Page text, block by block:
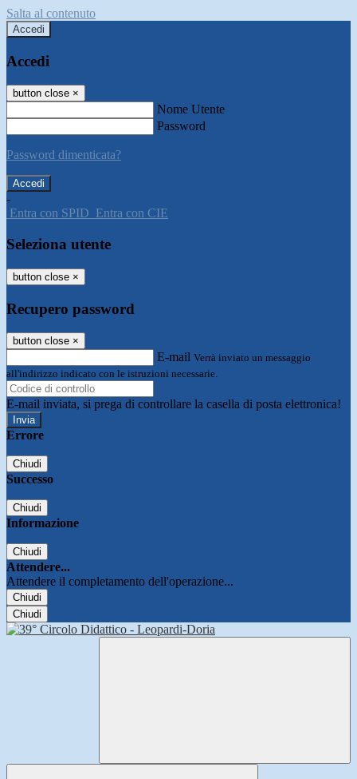
Salta al contenuto
Accedi
Accedi
button close ×
Nome Utente
Password
Password dimenticata?
-
Entra con SPID Entra con CIE
Seleziona utente
button close ×
Recupero password
button close ×
E-mail Verrà inviato un messaggio
all'indirizzo indicato con le istruzioni necessarie.
E-mail inviata, si prega di controllare la casella di posta elettronica!
Errore
Chiudi
Successo
Chiudi
Informazione
Chiudi
Attendere...
Attendere il completamento dell'operazione...
Chiudi
Chiudi